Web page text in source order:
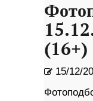
(16+)
15/12/